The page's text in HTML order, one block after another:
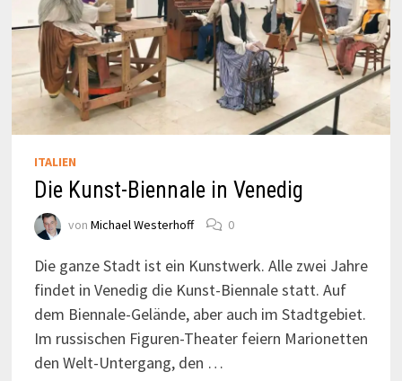
ITALIEN
Die Kunst-Biennale in Venedig
von Michael Westerhoff 0
Die ganze Stadt ist ein Kunstwerk. Alle zwei Jahre
findet in Venedig die Kunst-Biennale statt. Auf
dem Biennale-Gelände, aber auch im Stadtgebiet.
Im russischen Figuren-Theater feiern Marionetten
den Welt-Untergang, den …